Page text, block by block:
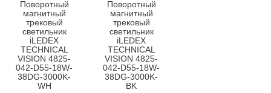
Поворотный
магнитный
трековый
светильник
iLEDEX
TECHNICAL
VISION 4825-
042-D55-18W-
38DG-3000K-
WH
Поворотный
магнитный
трековый
светильник
iLEDEX
TECHNICAL
VISION 4825-
042-D55-18W-
38DG-3000K-
BK